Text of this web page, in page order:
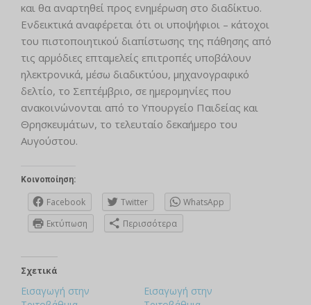
και θα αναρτηθεί προς ενημέρωση στο διαδίκτυο.
Ενδεικτικά αναφέρεται ότι οι υποψήφιοι – κάτοχοι
του πιστοποιητικού διαπίστωσης της πάθησης από
τις αρμόδιες επταμελείς επιτροπές υποβάλουν
ηλεκτρονικά, μέσω διαδικτύου, μηχανογραφικό
δελτίο, το Σεπτέμβριο, σε ημερομηνίες που
ανακοινώνονται από το Υπουργείο Παιδείας και
Θρησκευμάτων, το τελευταίο δεκαήμερο του
Αυγούστου.
Κοινοποίηση:
Facebook Twitter
WhatsApp
Εκτύπωση
Περισσότερα
Σχετικά
Εισαγωγή στην
Εισαγωγή στην